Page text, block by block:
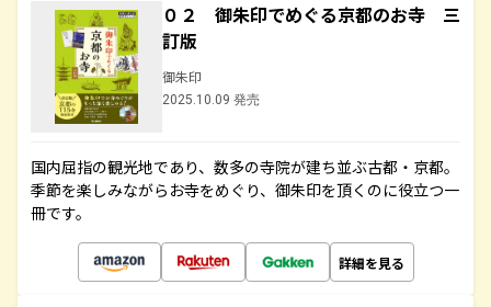
０２ 御朱印でめぐる京都のお寺 三
訂版
御朱印
2025.10.09 発売
国内屈指の観光地であり、数多の寺院が建ち並ぶ古都・京都。
季節を楽しみながらお寺をめぐり、御朱印を頂くのに役立つ一
冊です。
詳細を見る